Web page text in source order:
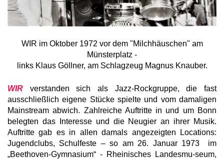
WIR im Oktober 1972 vor dem "Milchhäuschen" am
Münsterplatz -
links Klaus Göllner, am Schlagzeug Magnus Knauber.
WIR
verstanden sich als Jazz-Rockgruppe, die fast
ausschließlich eigene Stücke spielte und vom damaligen
Mainstream abwich. Zahlreiche Auftritte in und um Bonn
belegten das Interesse und die Neugier an ihrer Musik.
Auftritte gab es in allen damals angezeigten Locations:
Jugendclubs, Schulfeste – so am 26. Januar 1973 im
„Beethoven-Gymnasium“ - Rheinisches Landesmu-seum,